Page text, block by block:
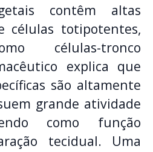
contêm altas
células totipotentes,
células-tronco
explica que
são altamente
grande atividade
como função
tecidual. Uma